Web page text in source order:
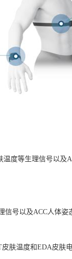
度等生理信号以
信号以及ACC人体
肤温度和EDA皮肤